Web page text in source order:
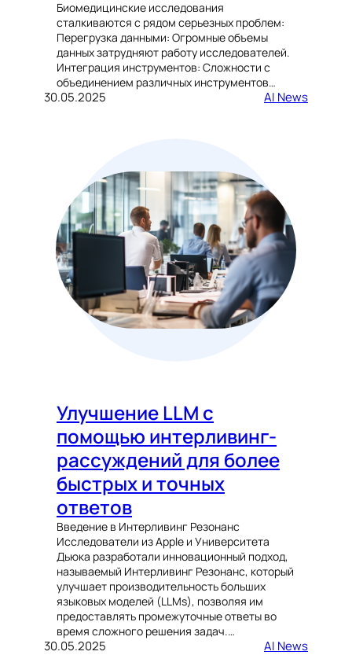
Биомедицинские исследования
сталкиваются с рядом серьезных проблем:
Перегрузка данными: Огромные объемы
данных затрудняют работу исследователей.
Интеграция инструментов: Сложности с
объединением различных инструментов…
30.05.2025 AI News
Улучшение LLM с
помощью интерливинг-
рассуждений для более
быстрых и точных
ответов
Введение в Интерливинг Резонанс
Исследователи из Apple и Университета
Дьюка разработали инновационный подход,
называемый Интерливинг Резонанс, который
улучшает производительность больших
языковых моделей (LLMs), позволяя им
предоставлять промежуточные ответы во
время сложного решения задач.…
30.05.2025 AI News